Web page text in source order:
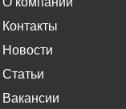
Контакты
Новости
Статьи
Вакансии